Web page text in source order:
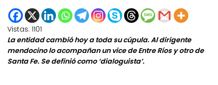
Vistas: 1101
La entidad cambió hoy a toda su cúpula. Al dirigente
mendocino lo acompañan un vice de Entre Ríos y otro de
Santa Fe. Se definió como ‘dialoguista’.